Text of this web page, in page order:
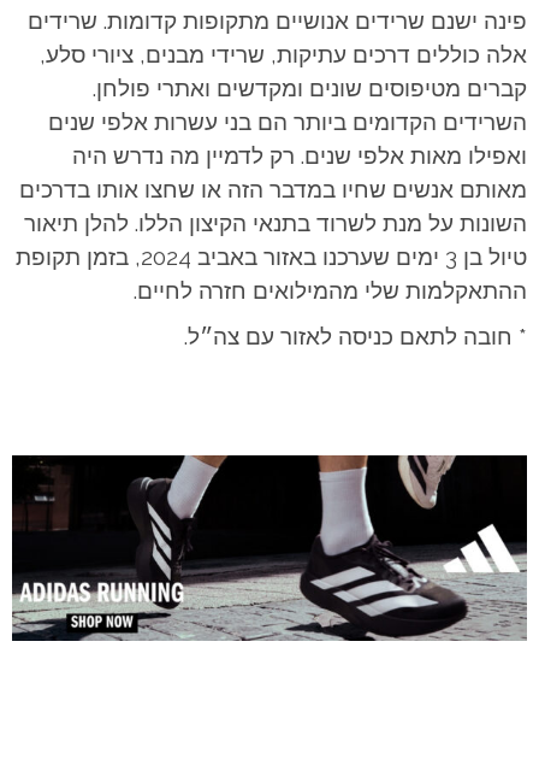
פינה ישנם שרידים אנושיים מתקופות קדומות. שרידים
אלה כוללים דרכים עתיקות, שרידי מבנים, ציורי סלע,
קברים מטיפוסים שונים ומקדשים ואתרי פולחן.
השרידים הקדומים ביותר הם בני עשרות אלפי שנים
ואפילו מאות אלפי שנים. רק לדמיין מה נדרש היה
מאותם אנשים שחיו במדבר הזה או שחצו אותו בדרכים
השונות על מנת לשרוד בתנאי הקיצון הללו. להלן תיאור
טיול בן 3 ימים שערכנו באזור באביב 2024, בזמן תקופת
ההתאקלמות שלי מהמילואים חזרה לחיים.
* חובה לתאם כניסה לאזור עם צה״ל.